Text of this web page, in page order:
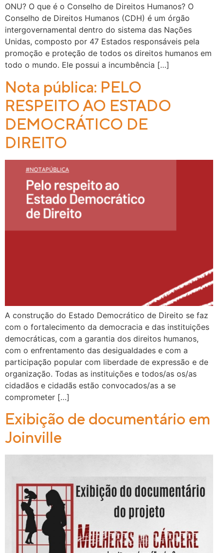
ONU? O que é o Conselho de Direitos Humanos? O
Conselho de Direitos Humanos (CDH) é um órgão
intergovernamental dentro do sistema das Nações
Unidas, composto por 47 Estados responsáveis ​​pela
promoção e proteção de todos os direitos humanos em
todo o mundo. Ele possui a incumbência […]
Nota pública: PELO
RESPEITO AO ESTADO
DEMOCRÁTICO DE
DIREITO
A construção do Estado Democrático de Direito se faz
com o fortalecimento da democracia e das instituições
democráticas, com a garantia dos direitos humanos,
com o enfrentamento das desigualdades e com a
participação popular com liberdade de expressão e de
organização. Todas as instituições e todos/as os/as
cidadãos e cidadãs estão convocados/as a se
comprometer […]
Exibição de documentário em
Joinville